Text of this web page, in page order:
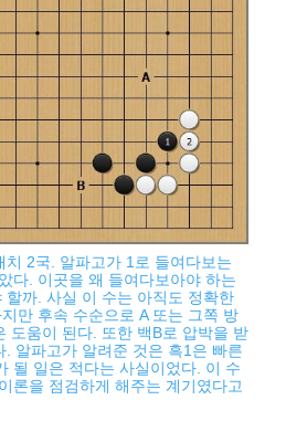
2국. 알파고가 1로 들여다보는
다. 이곳을 왜 들여다보아야 하는
할까. 사실 이 수는 아직도 정확한
만 후속 수순으로 A 또는 그쪽 방
도움이 된다. 또한 백B로 압박을 받
알파고가 알려준 것은 흑1은 빠른
될 일은 적다는 사실이었다. 이 수
론을 점검하게 해주는 계기였다고